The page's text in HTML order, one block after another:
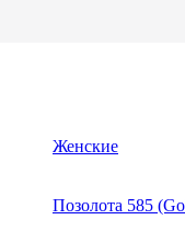
Женские
Позолота 585